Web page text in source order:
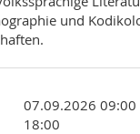
und
07.09.2026
18:00